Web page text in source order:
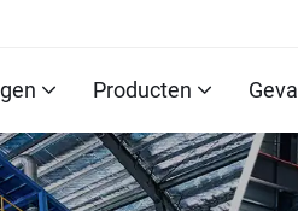
Producten Geval